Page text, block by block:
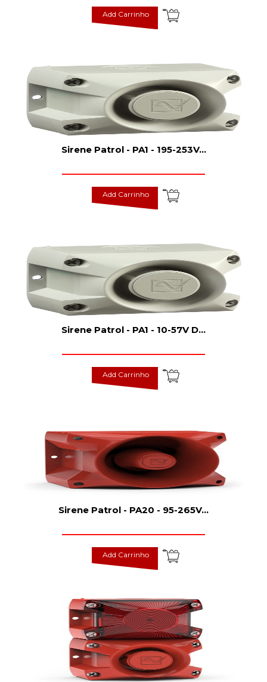
Add Carrinho
Sirene Patrol - PA1 - 195-253V...
Add Carrinho
Sirene Patrol - PA1 - 10-57V D...
Add Carrinho
Sirene Patrol - PA20 - 95-265V...
Add Carrinho